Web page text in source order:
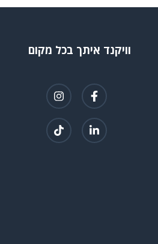
וויקנד איתך בכל מקום